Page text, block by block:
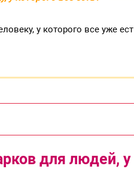
у которого все уже
для людей,